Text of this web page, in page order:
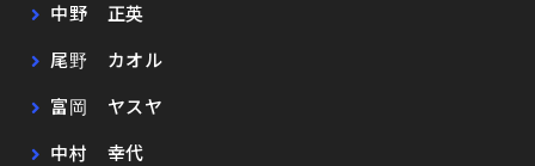
中野 正英
尾野 カオル
富岡 ヤスヤ
中村 幸代